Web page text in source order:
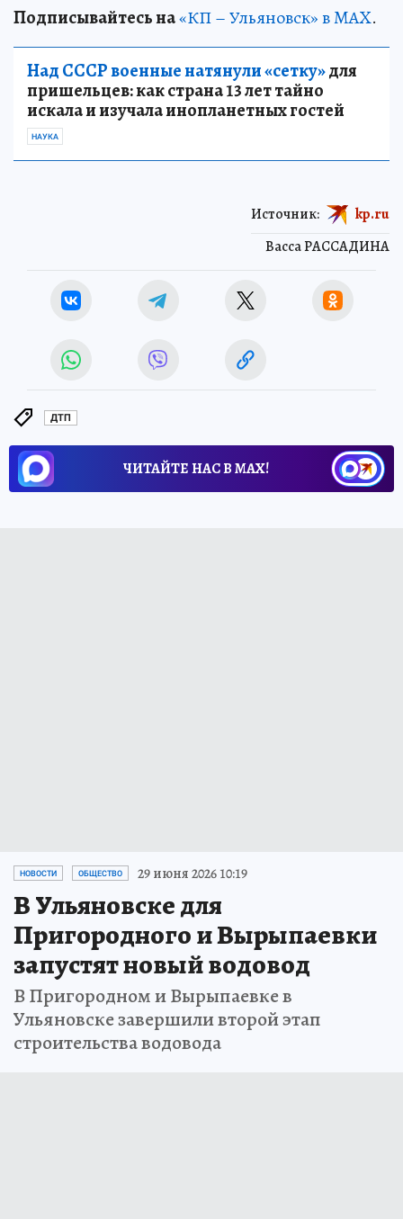
Подписывайтесь на«КП – Ульяновск» в MAX.
Над СССР военные натянули «сетку»для
пришельцев: как страна 13 лет тайно
искала и изучала инопланетных гостей
НАУКА
Васса РАССАДИНА
Источник: kp.ru
ДТП
ЧИТАЙТЕ НАС В МАХ!
НОВОСТИ ОБЩЕСТВО 29 июня 2026 10:19
В Ульяновске для
Пригородного и Вырыпаевки
запустят новый водовод
В Пригородном и Вырыпаевке в
Ульяновске завершили второй этап
строительства водовода